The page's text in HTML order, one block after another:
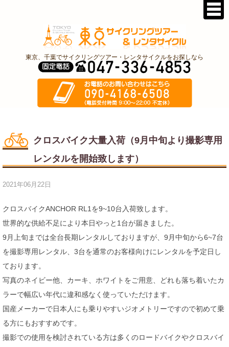
東京、千葉でサイクリングツアー・レンタサイクルをお探しなら
クロスバイク大量入荷（9月中旬より撮影専用
レンタルを開始致します）
2021年06月22日
クロスバイクANCHOR RL1を9~10台入荷致します。
世界的な供給不足により本日やっと1台が届きました。
9月上旬までは全台長期レンタルしておりますが、9月中旬から6~7台
を撮影専用レンタル、3台を通常のお客様向けにレンタルを予定日し
ております。
写真のネイビー他、カーキ、ホワイトをご用意、どれも落ち着いたカ
ラーで幅広い年代に違和感なく使っていただけます。
国産メーカーで日本人にも乗りやすいジオメトリーですので初めて乗
る方にもおすすめです。
撮影での使用を検討されている方は多くのロードバイクやクロスバイ